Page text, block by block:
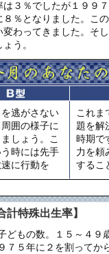
は３％でしたが１９９
８％となりました。こ
変わってきました。そ
ょう。
逃がさない
囲の様子に
しょう。こ
時には先手
に行動を
これま
題を解
時期で
力を頼
するこ
計特殊出生率】
どもの数。１５～４９
７５年に２を割って